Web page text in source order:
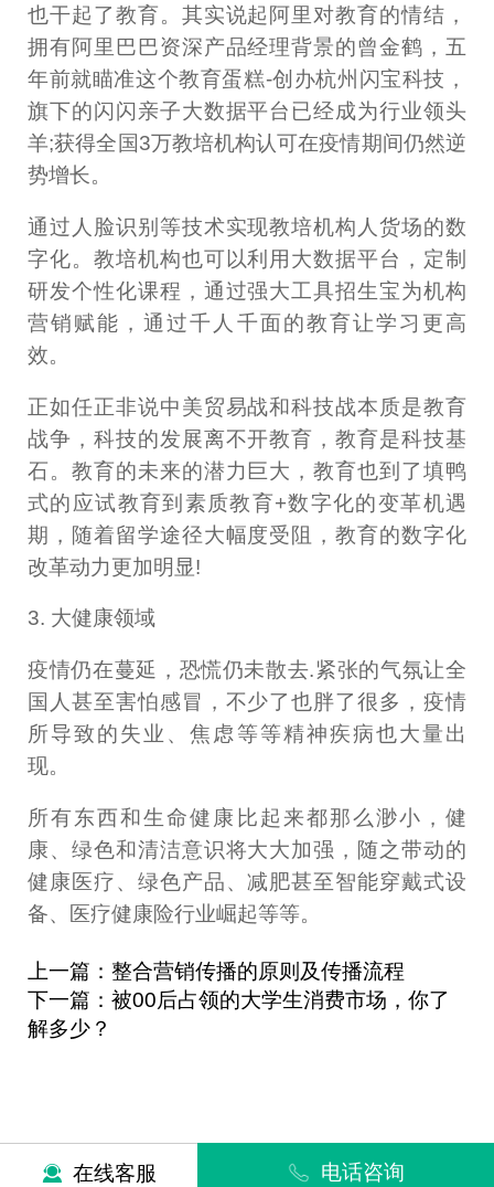
也干起了教育。其实说起阿里对教育的情结，
拥有阿里巴巴资深产品经理背景的曾金鹤，五
年前就瞄准这个教育蛋糕-创办杭州闪宝科技，
旗下的闪闪亲子大数据平台已经成为行业领头
羊;获得全国3万教培机构认可在疫情期间仍然逆
势增长。
通过人脸识别等技术实现教培机构人货场的数
字化。教培机构也可以利用大数据平台，定制
研发个性化课程，通过强大工具招生宝为机构
营销赋能，通过千人千面的教育让学习更高
效。
正如任正非说中美贸易战和科技战本质是教育
战争，科技的发展离不开教育，教育是科技基
石。教育的未来的潜力巨大，教育也到了填鸭
式的应试教育到素质教育+数字化的变革机遇
期，随着留学途径大幅度受阻，教育的数字化
改革动力更加明显!
3. 大健康领域
疫情仍在蔓延，恐慌仍未散去.紧张的气氛让全
国人甚至害怕感冒，不少了也胖了很多，疫情
所导致的失业、焦虑等等精神疾病也大量出
现。
所有东西和生命健康比起来都那么渺小，健
康、绿色和清洁意识将大大加强，随之带动的
健康医疗、绿色产品、减肥甚至智能穿戴式设
备、医疗健康险行业崛起等等。
上一篇：整合营销传播的原则及传播流程
下一篇：被00后占领的大学生消费市场，你了
解多少？
在线客服 电话咨询